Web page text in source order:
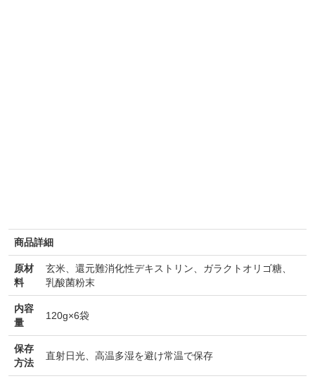
商品詳細
原材
料
玄米、還元難消化性デキストリン、ガラクトオリゴ糖、
乳酸菌粉末
内容
量
120g×6袋
保存
方法
直射日光、高温多湿を避け常温で保存